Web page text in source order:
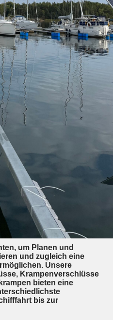
um Planen und
und zugleich eine
Unsere
Krampenverschlüsse
bieten eine
bis zur